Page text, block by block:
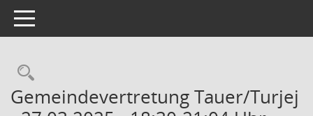
Toggle navigation
Rechercheauswahl
Gemeindevertretung Tauer/Turjej